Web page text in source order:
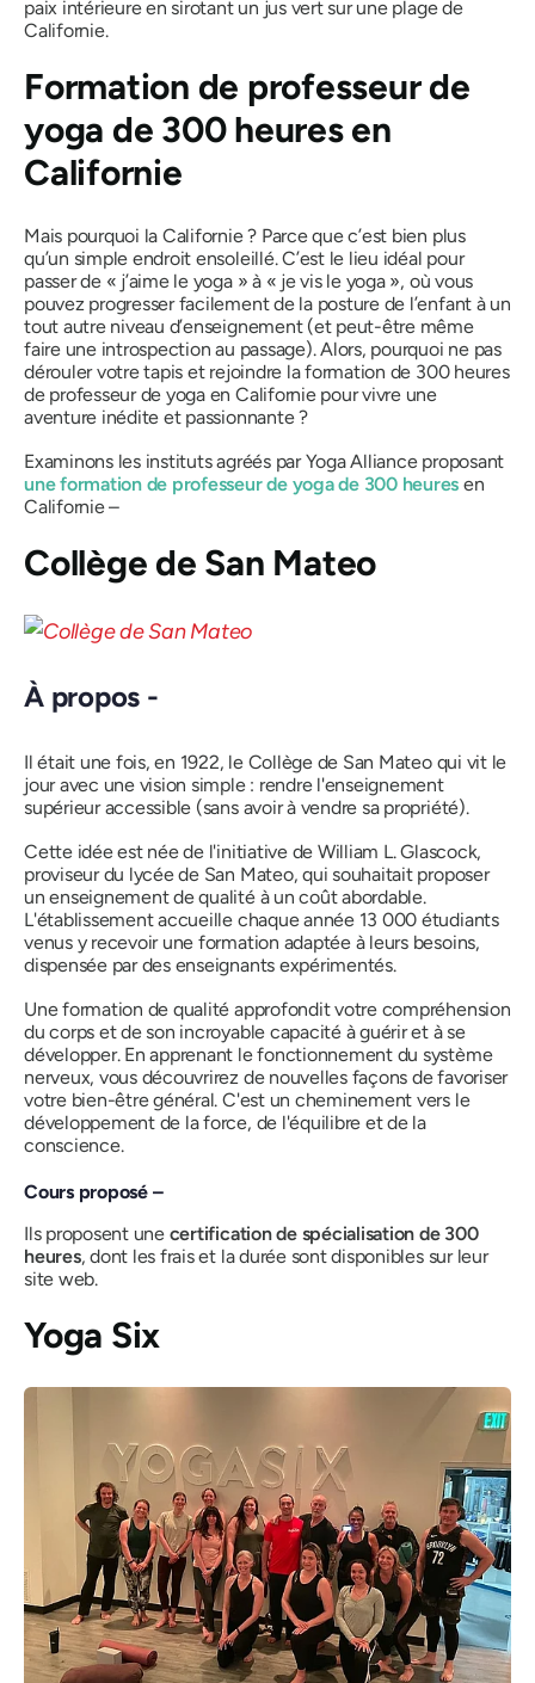
paix intérieure en sirotant un jus vert sur une plage de
Californie.
Formation de professeur de
yoga de 300 heures en
Californie
Mais pourquoi la Californie ? Parce que c’est bien plus
qu’un simple endroit ensoleillé. C’est le lieu idéal pour
passer de « j’aime le yoga » à « je vis le yoga », où vous
pouvez progresser facilement de la posture de l’enfant à un
tout autre niveau d’enseignement (et peut-être même
faire une introspection au passage). Alors, pourquoi ne pas
dérouler votre tapis et rejoindre la formation de 300 heures
de professeur de yoga en Californie pour vivre une
aventure inédite et passionnante ?
Examinons les instituts agréés par Yoga Alliance proposant
une formation de professeur de yoga de 300 heures en
Californie –
Collège de San Mateo
À propos -
Il était une fois, en 1922, le Collège de San Mateo qui vit le
jour avec une vision simple : rendre l'enseignement
supérieur accessible (sans avoir à vendre sa propriété).
Cette idée est née de l'initiative de William L. Glascock,
proviseur du lycée de San Mateo, qui souhaitait proposer
un enseignement de qualité à un coût abordable.
L'établissement accueille chaque année 13 000 étudiants
venus y recevoir une formation adaptée à leurs besoins,
dispensée par des enseignants expérimentés.
Une formation de qualité approfondit votre compréhension
du corps et de son incroyable capacité à guérir et à se
développer. En apprenant le fonctionnement du système
nerveux, vous découvrirez de nouvelles façons de favoriser
votre bien-être général. C'est un cheminement vers le
développement de la force, de l'équilibre et de la
conscience.
Cours proposé –
Ils proposent une certification de spécialisation de 300
heures, dont les frais et la durée sont disponibles sur leur
site web.
Yoga Six